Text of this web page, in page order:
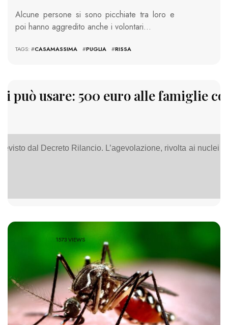
Alcune persone si sono picchiate tra loro e
poi hanno aggredito anche i volontari…
TAGS: #CASAMASSIMA #PUGLIA #RISSA
può usare: 500 euro alle famiglie
dal Decreto Rilancio. L’agevolazione, rivolta ai nuclei
1573 VIEWS